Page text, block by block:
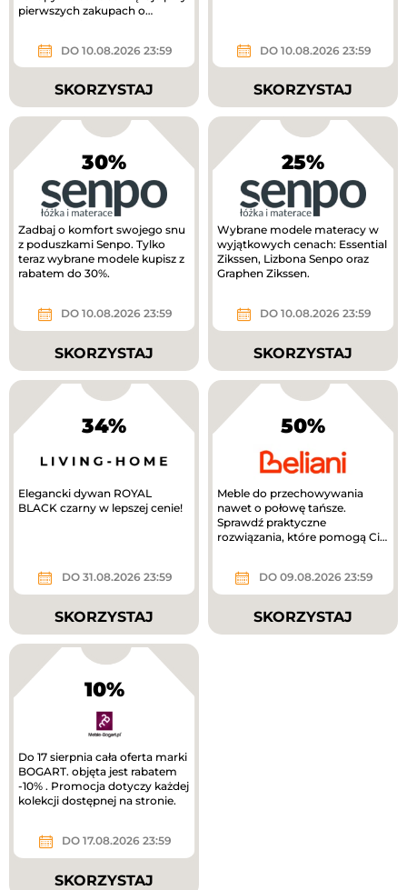
pierwszych zakupach o
DO 10.08.2026 23:59
SKORZYSTAJ
DO 10.08.2026 23:59
SKORZYSTAJ
30%
Zadbaj o komfort swojego snu
z poduszkami Senpo. Tylko
teraz wybrane modele kupisz z
rabatem do 30%.
DO 10.08.2026 23:59
SKORZYSTAJ
25%
Wybrane modele materacy w
wyjątkowych cenach: Essential
Zikssen, Lizbona Senpo oraz
Graphen Zikssen.
DO 10.08.2026 23:59
SKORZYSTAJ
34%
Elegancki dywan ROYAL
BLACK czarny w lepszej cenie!
DO 31.08.2026 23:59
SKORZYSTAJ
50%
Meble do przechowywania
nawet o połowę tańsze.
Sprawdź praktyczne
rozwiązania, które pomogą Ci
DO 09.08.2026 23:59
SKORZYSTAJ
10%
Do 17 sierpnia cała oferta marki
BOGART. objęta jest rabatem
-10% . Promocja dotyczy każdej
kolekcji dostępnej na stronie.
DO 17.08.2026 23:59
SKORZYSTAJ